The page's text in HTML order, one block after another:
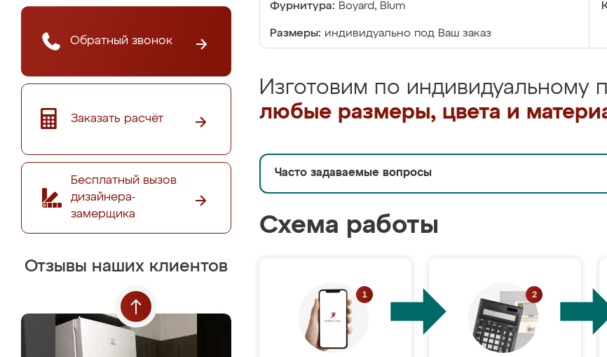
Обратный звонок
Заказать расчёт
Бесплатный вызов
дизайнера-
замерщика
Отзывы наших клиентов
Фурнитура: Boyard, Blum
Размеры: индивидуально под Ваш заказ
Изготовим по индивидуальному
любые размеры, цвета и
Часто задаваемые вопросы
Схема работы